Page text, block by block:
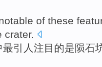
of these
crater.
最引人注目 的是陨石